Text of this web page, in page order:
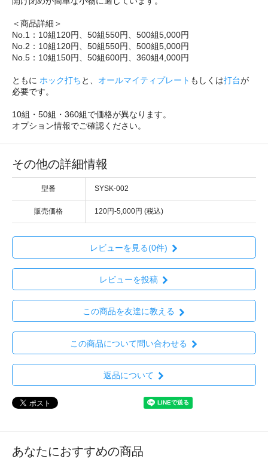
＜商品詳細＞
No.1：10組120円、50組550円、500組5,000円
No.2：10組120円、50組550円、500組5,000円
No.5：10組150円、50組600円、360組4,000円
ともに ホック打ちと、 オールマイティプレート もしくは打台が
必要です。
10組・50組・360組で価格が異なります。
オプション情報でご確認ください。
その他の詳細情報
型番 SYSK-002
販売価格 120円-5,000円 (税込)
レビューを見る(0件)
レビューを投稿
この商品を友達に教える
この商品について問い合わせる
返品について
あなたにおすすめの商品